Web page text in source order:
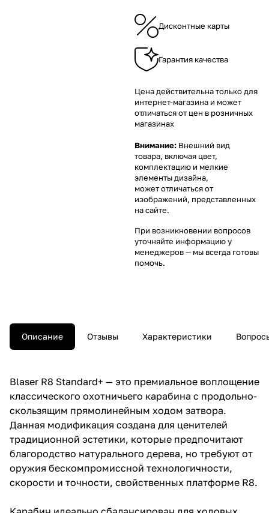
Дисконтные карты
Гарантия качества
Цена действительна только для
интернет-магазина и может
отличаться от цен в розничных
магазинах
Внимание: Внешний вид
товара, включая цвет,
комплектацию и мелкие
элементы дизайна,
может отличаться от
изображений, представленных
на сайте.
При возникновении вопросов
уточняйте информацию у
менеджеров— мы всегда готовы
помочь.
Описание Отзывы Характеристики
Blaser R8 Standard+ — это премиальное воплощение
классического охотничьего карабина с продольно-
скользящим прямолинейным ходом затвора.
Данная модификация создана для ценителей
традиционной эстетики, которые предпочитают
благородство натурального дерева, но требуют от
оружия бескомпромиссной технологичности,
скорости и точности, свойственных платформе R8.